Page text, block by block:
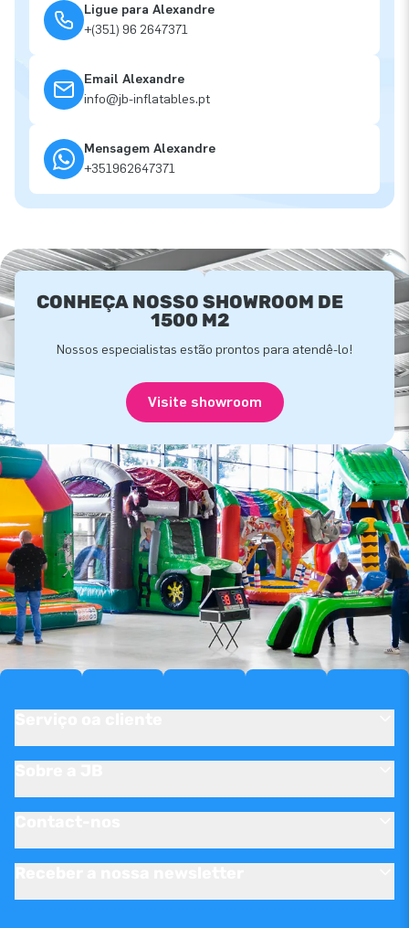
Ligue para Alexandre
+(351) 96 2647371
Email Alexandre
info@jb-inflatables.pt
Mensagem Alexandre
+351962647371
CONHEÇA NOSSO SHOWROOM DE
1500 M2
Nossos especialistas estão prontos para atendê-lo!
Visite showroom